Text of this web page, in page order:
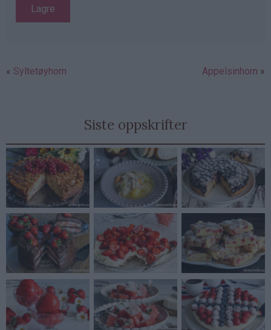
Syltetøyhorn Appelsinhorn
Siste oppskrifter